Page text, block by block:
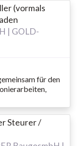
(vormals
| GOLD-
für den
Steurer /